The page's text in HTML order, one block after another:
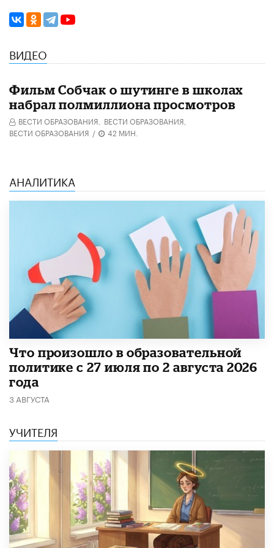
ВИДЕО
Фильм Собчак о шутинге в школах
набрал полмиллиона просмотров
ВЕСТИ ОБРАЗОВАНИЯ, ВЕСТИ ОБРАЗОВАНИЯ,
ВЕСТИ ОБРАЗОВАНИЯ / 42 МИН.
АНАЛИТИКА
​Что произошло в образовательной
политике с 27 июля по 2 августа 2026
года
3 АВГУСТА
УЧИТЕЛЯ